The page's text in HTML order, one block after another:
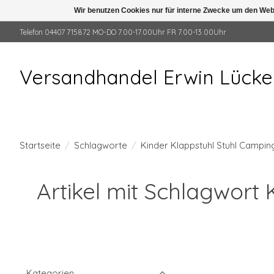
Telefon 04407 715872 MO-DO 7.00-17.00Uhr FR 7.00-13.00Uhr
Versandhandel Erwin
Startseite / Schlagworte / Kinder Klappstuhl Stuhl
Artikel mit Schlagwort
Wir benutzen Cookies nur für interne Zwecke um den